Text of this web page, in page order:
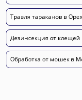
Травля тараканов в
Дезинсекция от клещей
Обработка от мошек в